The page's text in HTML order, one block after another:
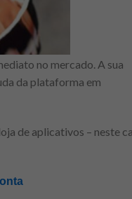
no mercado. A sua
da plataforma em
de aplicativos – neste